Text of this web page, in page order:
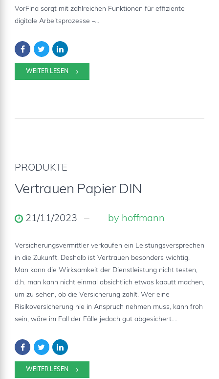
VorFina sorgt mit zahlreichen Funktionen für effiziente
digitale Arbeitsprozesse –...
WEITER LESEN
PRODUKTE
Vertrauen Papier DIN
21/11/2023 by hoffmann
Versicherungsvermittler verkaufen ein Leistungsversprechen
in die Zukunft. Deshalb ist Vertrauen besonders wichtig.
Man kann die Wirksamkeit der Dienstleistung nicht testen,
d.h. man kann nicht einmal absichtlich etwas kaputt machen,
um zu sehen, ob die Versicherung zahlt. Wer eine
Risikoversicherung nie in Anspruch nehmen muss, kann froh
sein, wäre im Fall der Fälle jedoch gut abgesichert....
WEITER LESEN